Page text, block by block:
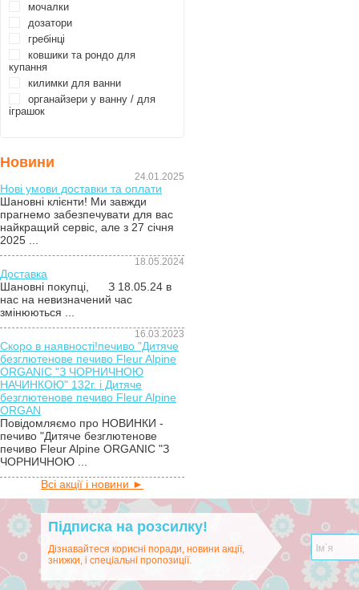
мочалки
дозатори
гребінці
ковшики та рондо для
купання
килимки для ванни
органайзери у ванну / для
іграшок
Новини
24.01.2025
Нові умови доставки та оплати
Шановні клієнти! Ми завжди
прагнемо забезпечувати для вас
найкращий сервіс, але з 27 січня
2025 ...
18.05.2024
Доставка
Шановні покупці, З 18.05.24 в
нас на невизначений час
змінюються ...
16.03.2023
Скоро в наявності!печиво "Дитяче
безглютенове печиво Fleur Alpine
ORGANIC "З ЧОРНИЧНОЮ
НАЧИНКОЮ" 132г. і Дитяче
безглютенове печиво Fleur Alpine
ORGAN
Повідомляємо про НОВИНКИ -
печиво "Дитяче безглютенове
печиво Fleur Alpine ORGANIC "З
ЧОРНИЧНОЮ ...
Всі акції і новини ►
Підписка на розсилку!
Дізнавайтеся корисні поради, новини акції,
знижки, і спеціальні пропозиції.